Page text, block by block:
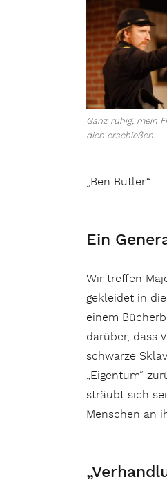
Ganz ruhig, mein
dich erschießen.
„Ben Butler.“
Ein
Wir treffen
gekleidet in
einem
darüber, dass
schwarze
„Eigentum“
sträubt sich
Menschen an